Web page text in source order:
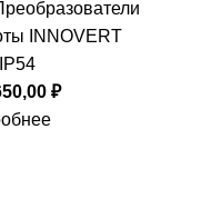
INNOVERT
₽